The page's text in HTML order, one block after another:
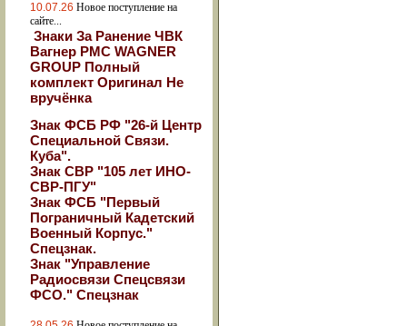
10.07.26 Новое поступление на
сайте...
Знаки За Ранение ЧВК
Вагнер РМС WAGNER
GROUP Полный
комплект Оригинал Не
вручёнка
Знак ФСБ РФ "26-й Центр
Специальной Связи.
Куба".
Знак СВР "105 лет ИНО-
СВР-ПГУ"
Знак ФСБ "Первый
Пограничный Кадетский
Военный Корпус."
Спецзнак.
Знак "Управление
Радиосвязи Спецсвязи
ФСО." Спецзнак